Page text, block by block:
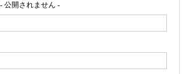
公開されません -